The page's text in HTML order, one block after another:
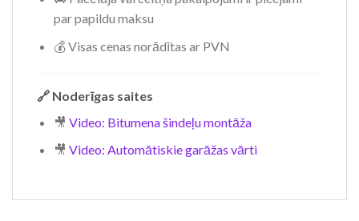
par papildu maksu
💰 Visas cenas norādītas ar PVN
🔗 Noderīgas saites
🎥 Video: Bitumena šindeļu montāža
🎥 Video: Automātiskie garāžas vārti